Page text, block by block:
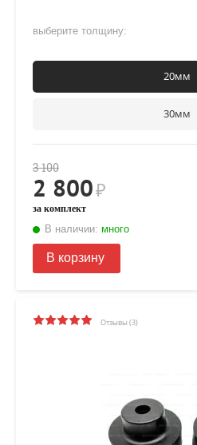
выберите толщину:
20мм
30мм
3 100
2 800₽
за комплект
В наличии: много
В корзину
Отзывы (3)